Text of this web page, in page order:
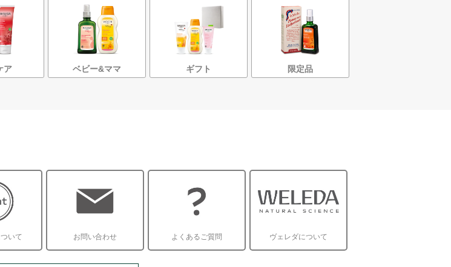
ア ベビー&ママ ギフト 限定品
いて お問い合わせ よくあるご質問 ヴェレダについて